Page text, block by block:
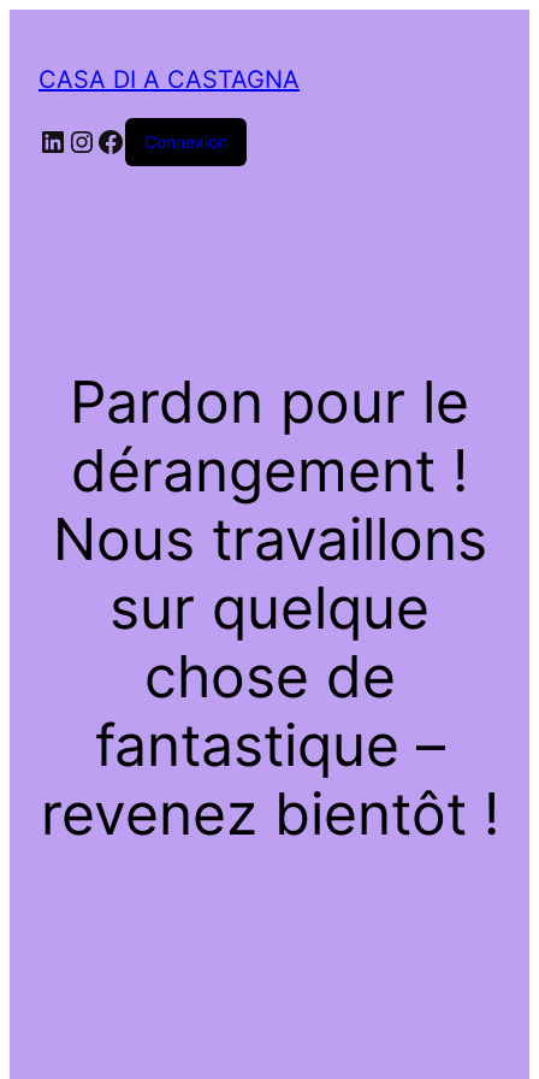
CASA DI A CASTAGNA
LinkedIn
Instagram
Facebook
Connexion
Pardon pour le
dérangement !
Nous travaillons
sur quelque
chose de
fantastique –
revenez bientôt !